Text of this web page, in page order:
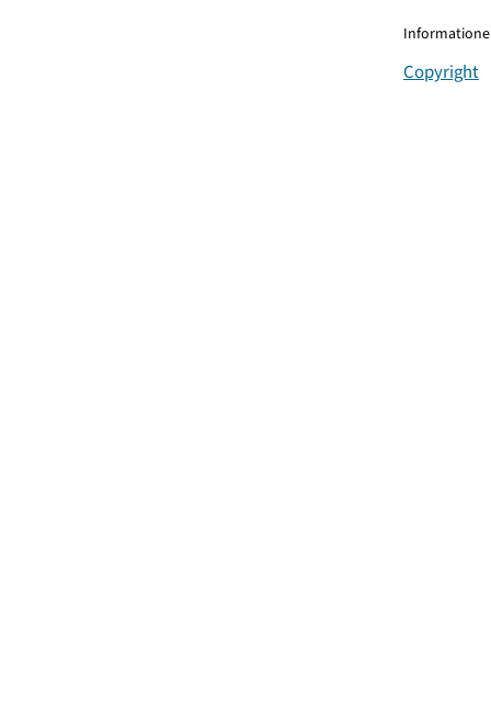
Copyright